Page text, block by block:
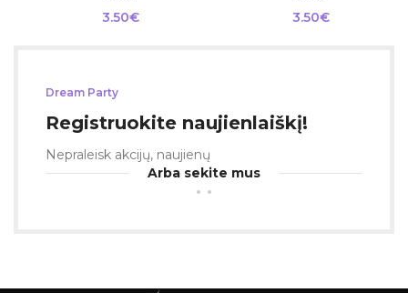
3.50€
3.50€
Dream Party
Registruokite naujienlaiškį!
Nepraleisk akcijų, naujienų
Arba sekite mus